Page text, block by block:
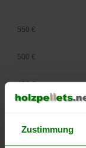
Zustimmung
450 €
500 €
550 €